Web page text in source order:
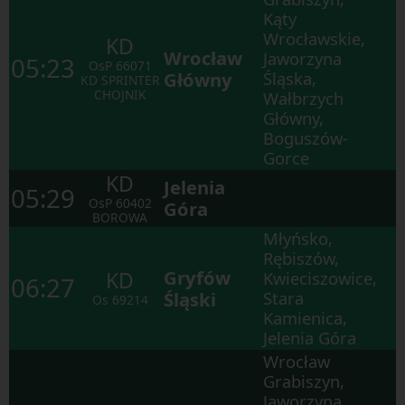
05:23
KD
OsP 66071
KD SPRINTER
CHOJNIK
Wrocław
Główny
Kąty
Wrocławskie,
Jaworzyna
Śląska,
Wałbrzych
Główny,
Boguszów-
Gorce
05:29 KD
OsP 60402
BOROWA
Jelenia
Góra
06:27 KD
Os 69214
Gryfów
Śląski
Młyńsko,
Rębiszów,
Kwieciszowice,
Stara
Kamienica,
Jelenia Góra
Wrocław
Grabiszyn,
okna.